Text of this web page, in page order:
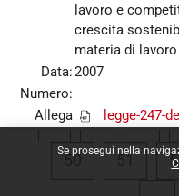
Se prosegui nella
lavoro e
crescita
materia di
Data:2007
Numero:
Allega
legge-247-
«Pagina
1Pagina 1
…
50Pagina 50
51